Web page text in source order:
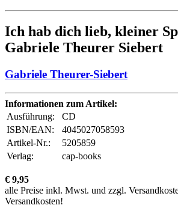
Ich hab dich lieb, kleiner
Gabriele Theurer Siebert
Gabriele Theurer-Siebert
Informationen zum Artikel:
Ausführung:
CD
ISBN/EAN:
4045027058593
Artikel-Nr.:
5205859
Verlag:
cap-books
€ 9,95
alle Preise inkl. Mwst. und zzgl.
Versandkosten!